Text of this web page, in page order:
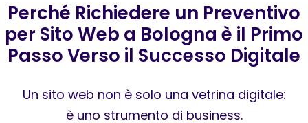
Perché Richiedere un Preventivo
per Sito Web a Bologna è il Primo
Passo Verso il Successo Digitale
Un sito web non è solo una vetrina digitale:
è uno strumento di business.